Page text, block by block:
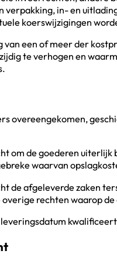
verpakking, in- en
koerswijzigingen
van een of meer der
te verhogen en
overeengekomen,
om de goederen
waarvan
de afgeleverde zaken
rechten waarop